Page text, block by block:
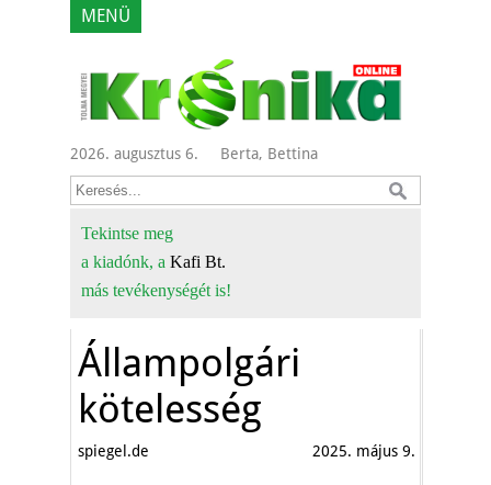
MENÜ
2026. augusztus 6. Berta, Bettina
Tekintse meg
a kiadónk, a Kafi Bt.
más tevékenységét is!
Állampolgári
kötelesség
spiegel.de 2025. május 9.